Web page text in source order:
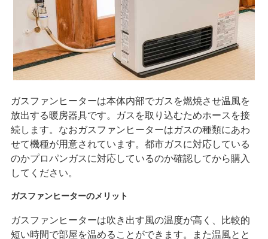
ガスファンヒーターは本体内部でガスを燃焼させ温風を
放出する暖房器具です。ガスを取り込むためホースを接
続します。なおガスファンヒーターはガスの種類にあわ
せて機種が用意されています。都市ガスに対応している
のかプロパンガスに対応しているのか確認してから購入
してください。
ガスファンヒーターのメリット
ガスファンヒーターは吹き出す風の温度が高く、比較的
短い時間で部屋を温めることができます。また温風とと